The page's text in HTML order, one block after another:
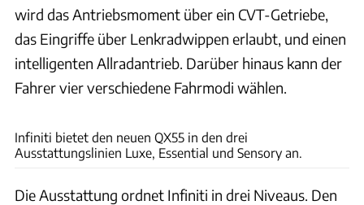
wird das Antriebsmoment über ein CVT-Getriebe,
das Eingriffe über Lenkradwippen erlaubt, und einen
intelligenten Allradantrieb. Darüber hinaus kann der
Fahrer vier verschiedene Fahrmodi wählen.
Infiniti bietet den neuen QX55 in den drei
Ausstattungslinien Luxe, Essential und Sensory an.
Die Ausstattung ordnet Infiniti in drei Niveaus. Den